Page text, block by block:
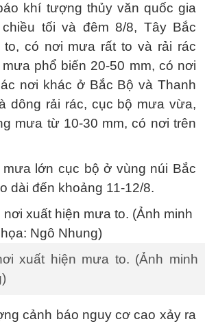
khí tượng thủy văn quốc gia
tối và đêm 8/8, Tây Bắc
có nơi mưa rất to và rải rác
phổ biến 20-50 mm, có nơi
nơi khác ở Bắc Bộ và Thanh
dông rải rác, cục bộ mưa vừa,
mưa từ 10-30 mm, có nơi trên
lớn cục bộ ở vùng núi Bắc
dài đến khoảng 11-12/8.
xuất hiện mưa to. (Ảnh minh
cảnh báo nguy cơ cao xảy ra